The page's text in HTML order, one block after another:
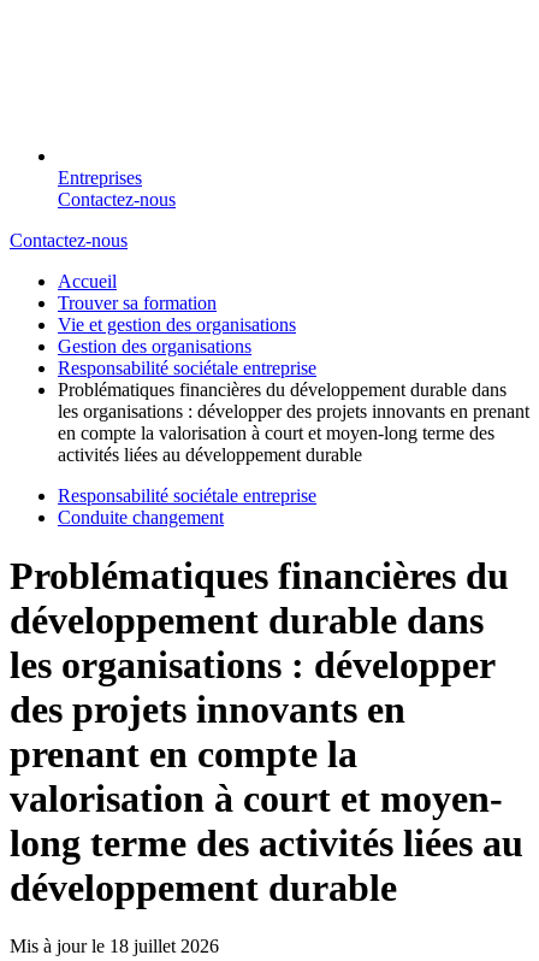
Entreprises
Contactez-nous
Contactez-nous
Accueil
Trouver sa formation
Vie et gestion des organisations
Gestion des organisations
Responsabilité sociétale entreprise
Problématiques financières du développement durable dans
les organisations : développer des projets innovants en prenant
en compte la valorisation à court et moyen-long terme des
activités liées au développement durable
Responsabilité sociétale entreprise
Conduite changement
Problématiques financières du
développement durable dans
les organisations : développer
des projets innovants en
prenant en compte la
valorisation à court et moyen-
long terme des activités liées au
développement durable
Mis à jour le 18 juillet 2026